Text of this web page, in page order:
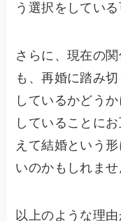
う選択をしている
さらに、現在の
も、再婚に踏み
しているかどう
していることに
えて結婚という
いのかもしれませ
以上のような理